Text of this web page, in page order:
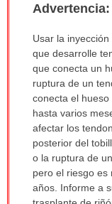
Advertencia:
Advertencia:
sido
extendido.
Usar la
que desarrolle
que conecta un
ruptura de un
conecta el
hasta varios
afectar los
posterior del
o la ruptura de
pero el riesgo es
años. Informe a